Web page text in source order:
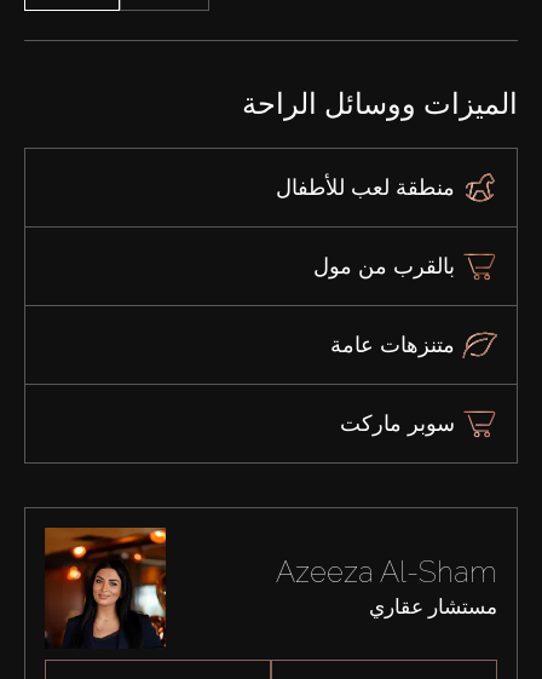
الميزات ووسائل الراحة
منطقة لعب للأطفال
بالقرب من مول
متنزهات عامة
سوبر ماركت
Azeeza Al-Sham
مستشار عقاري